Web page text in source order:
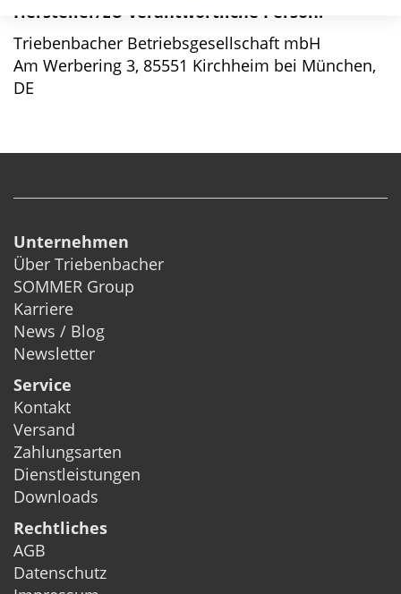
Hersteller/EU verantwortliche Person:
Triebenbacher Betriebsgesellschaft mbH
Am Werbering 3, 85551 Kirchheim bei München,
DE
Unternehmen
Über Triebenbacher
SOMMER Group
Karriere
News / Blog
Newsletter
Service
Kontakt
Versand
Zahlungsarten
Dienstleistungen
Downloads
Rechtliches
AGB
Datenschutz